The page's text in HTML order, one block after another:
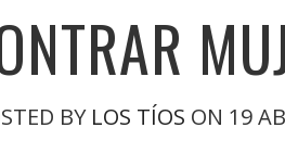
BY LOS TÍOS ON 19